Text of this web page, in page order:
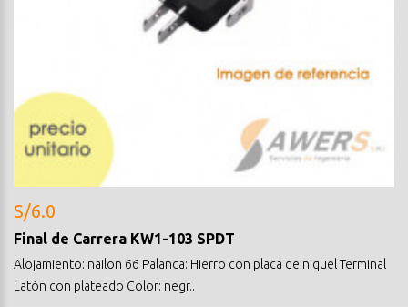
S/6.0
Final de Carrera KW1-103 SPDT
Alojamiento: nailon 66 Palanca: Hierro con placa de niquel Terminal
Latón con plateado Color: negr..